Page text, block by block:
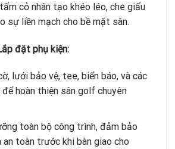
cỏ nhân tạo khéo léo, che giấu
sự liền mạch cho bề mặt sân.
đặt phụ kiện:
lưới bảo vệ, tee, biển báo, và các
để hoàn thiện sân golf chuyên
toàn bộ công trình, đảm bảo
toàn trước khi bàn giao cho